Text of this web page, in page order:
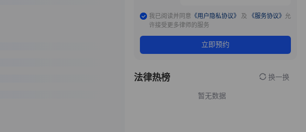
我已阅读并同意 《用户隐私协议》 及 《服务协议》 允
许接受更多律师的服务
立即预约
法律热榜 换一换
暂无数据